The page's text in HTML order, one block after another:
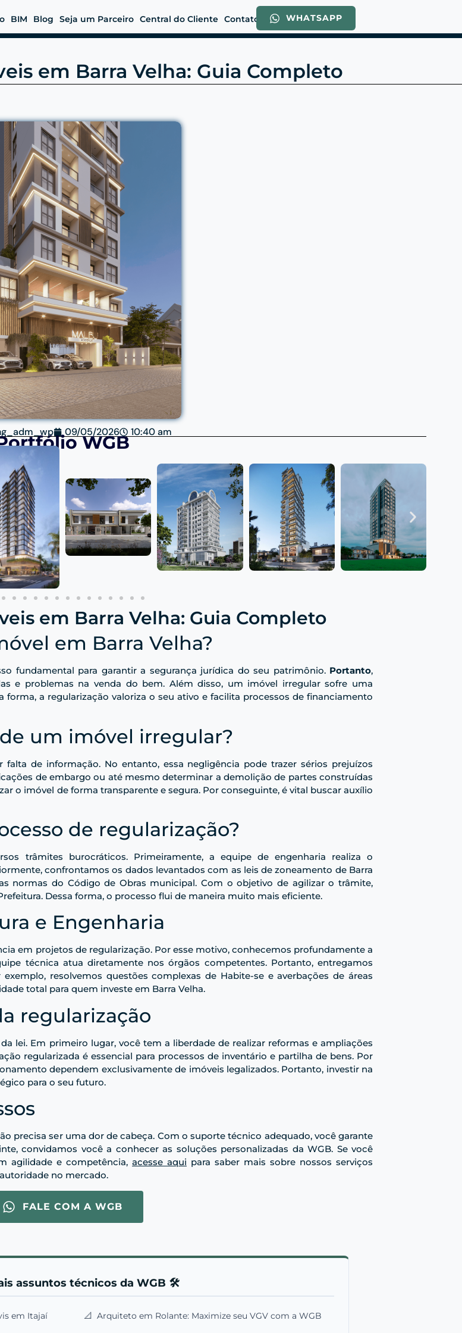
BIM Blog Seja um Parceiro Central do Cliente Contato WHATSAPP
em Barra Velha: Guia Completo
09/05/2026 10:40 am
WGB
em Barra Velha: Guia Completo
em Barra Velha?
fundamental para garantir a segurança jurídica do seu patrimônio. Portanto,
e problemas na venda do bem. Além disso, um imóvel irregular sofre uma
a regularização valoriza o seu ativo e facilita processos de financiamento
um imóvel irregular?
de informação. No entanto, essa negligência pode trazer sérios prejuízos
de embargo ou até mesmo determinar a demolição de partes construídas
o imóvel de forma transparente e segura. Por conseguinte, é vital buscar auxílio
de regularização?
trâmites burocráticos. Primeiramente, a equipe de engenharia realiza o
confrontamos os dados levantados com as leis de zoneamento de Barra
normas do Código de Obras municipal. Com o objetivo de agilizar o trâmite,
Dessa forma, o processo flui de maneira muito mais eficiente.
e Engenharia
em projetos de regularização. Por esse motivo, conhecemos profundamente a
técnica atua diretamente nos órgãos competentes. Portanto, entregamos
resolvemos questões complexas de Habite-se e averbações de áreas
total para quem investe em Barra Velha.
regularização
lei. Em primeiro lugar, você tem a liberdade de realizar reformas e ampliações
regularizada é essencial para processos de inventário e partilha de bens. Por
dependem exclusivamente de imóveis legalizados. Portanto, investir na
para o seu futuro.
precisa ser uma dor de cabeça. Com o suporte técnico adequado, você garante
convidamos você a conhecer as soluções personalizadas da WGB. Se você
agilidade e competência, acesse aqui para saber mais sobre nossos serviços
no mercado.
FALE COM A WGB
assuntos técnicos da WGB 🛠️
em Itajaí 📐 Arquiteto em Rolante: Maximize seu VGV com a WGB